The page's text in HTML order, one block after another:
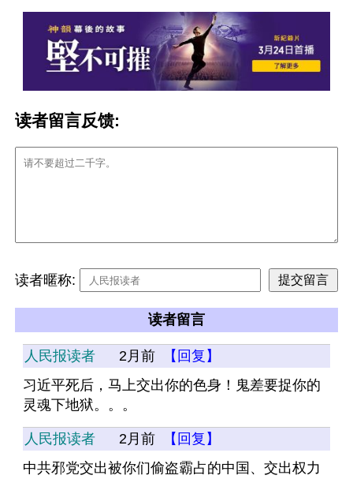
读者留言反馈:
读者暱称:
读者留言
人民报读者 2月前
【回复】
习近平死后，马上交出你的色身！鬼差要捉你的
灵魂下地狱。。。
人民报读者 2月前
【回复】
中共邪党交出被你们偷盗霸占的中国、交出权力